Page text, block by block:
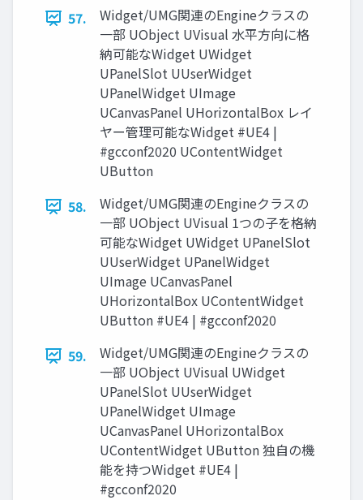
57.
Widget/UMG関連のEngineクラスの
一部 UObject UVisual 水平方向に格
納可能なWidget UWidget
UPanelSlot UUserWidget
UPanelWidget UImage
UCanvasPanel UHorizontalBox レイ
ヤー管理可能なWidget #UE4 |
#gcconf2020 UContentWidget
UButton
58.
Widget/UMG関連のEngineクラスの
一部 UObject UVisual 1つの子を格納
可能なWidget UWidget UPanelSlot
UUserWidget UPanelWidget
UImage UCanvasPanel
UHorizontalBox UContentWidget
UButton #UE4 | #gcconf2020
59.
Widget/UMG関連のEngineクラスの
一部 UObject UVisual UWidget
UPanelSlot UUserWidget
UPanelWidget UImage
UCanvasPanel UHorizontalBox
UContentWidget UButton 独自の機
能を持つWidget #UE4 |
#gcconf2020